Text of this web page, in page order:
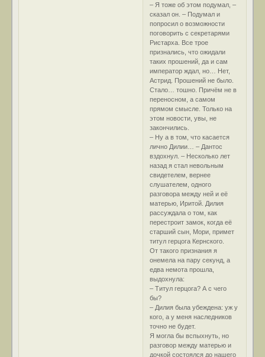
– Я тоже об этом подумал, –
сказал он. – Подумал и
попросил о возможности
поговорить с секретарями
Ристарха. Все трое
признались, что ожидали
таких прошений, да и сам
император ждал, но… Нет,
Астрид. Прошений не было.
Стало… тошно. Причём не в
переносном, а самом
прямом смысле. Только на
этом новости, увы, не
закончились.
– Ну а в том, что касается
лично Дилии… – Дантос
вздохнул. – Несколько лет
назад я стал невольным
свидетелем, вернее
слушателем, одного
разговора между ней и её
матерью, Иритой. Дилия
рассуждала о том, как
перестроит замок, когда её
старший сын, Мори, примет
титул герцога Кернского.
От такого признания я
онемела на пару секунд, а
едва немота прошла,
выдохнула:
– Титул герцога? А с чего
бы?
– Дилия была убеждена: уж у
кого, а у меня наследников
точно не будет.
Я могла бы вспыхнуть, но
разговор между матерью и
дочкой состоялся до нашего